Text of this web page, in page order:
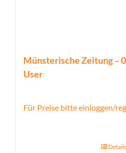
Münsterische Zeitung –
User
Für Preise bitte einloggen/
Details